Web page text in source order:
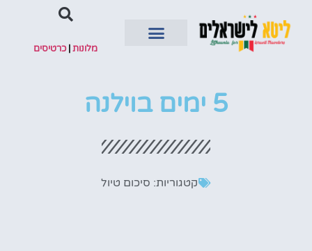
מלונות|כרטיסים
5 ימים בוילנה
קטגוריות: סיכום טיול